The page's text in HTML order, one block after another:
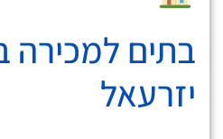
בתים למכירה
יזרעאל